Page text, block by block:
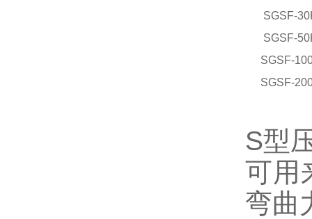
SGSF-
SGSF-
SGSF-
SGSF-
S型
可用
弯曲